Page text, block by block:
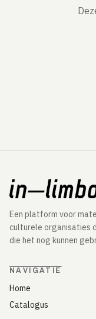
Een platform voor
culturele organisaties
die het nog kunnen
NAVIGATIE
Home
Catalogus